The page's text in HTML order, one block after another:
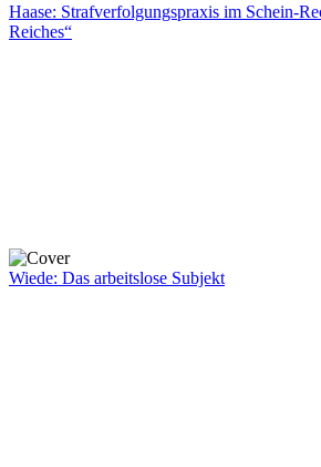
Haase: Strafverfolgungspraxis im Schein-
Reiches“
Wiede: Das arbeitslose Subjekt